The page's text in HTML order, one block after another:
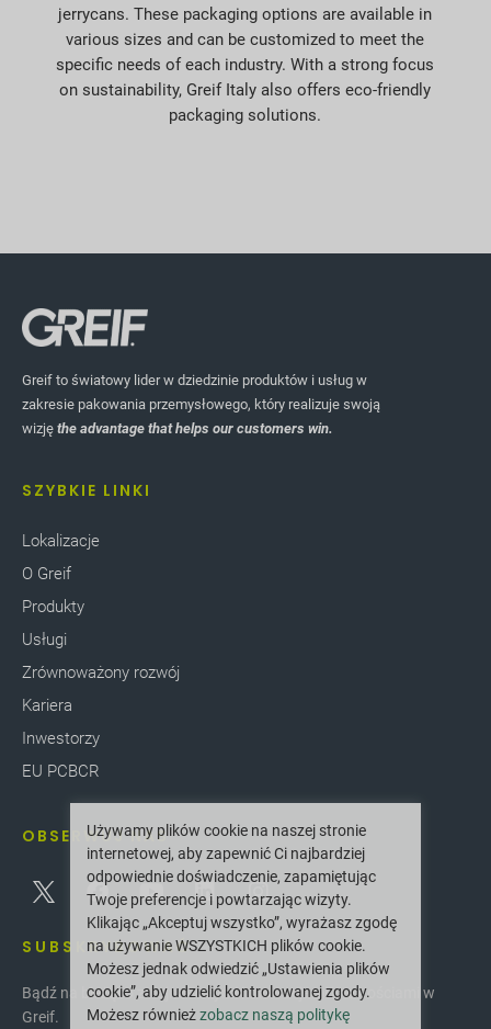
jerrycans. These packaging options are available in
various sizes and can be customized to meet the
specific needs of each industry. With a strong focus
on sustainability, Greif Italy also offers eco-friendly
packaging solutions.
Greif to światowy lider w dziedzinie produktów i usług w
zakresie pakowania przemysłowego, który realizuje swoją
wizję the advantage that helps our customers win.
SZYBKIE LINKI
Lokalizacje
O Greif
Produkty
Usługi
Zrównoważony rozwój
Kariera
Inwestorzy
EU PCBCR
OBSERWUJ NAS
SUBSKRYBOWAĆ
Bądź na bieżąco z najnowszymi innowacjami i nowościami w
Greif.
Używamy plików cookie na naszej stronie
internetowej, aby zapewnić Ci najbardziej
odpowiednie doświadczenie, zapamiętując
Twoje preferencje i powtarzając wizyty.
Klikając „Akceptuj wszystko”, wyrażasz zgodę
na używanie WSZYSTKICH plików cookie.
Możesz jednak odwiedzić „Ustawienia plików
cookie”, aby udzielić kontrolowanej zgody.
Możesz równieżzobacz naszą politykę